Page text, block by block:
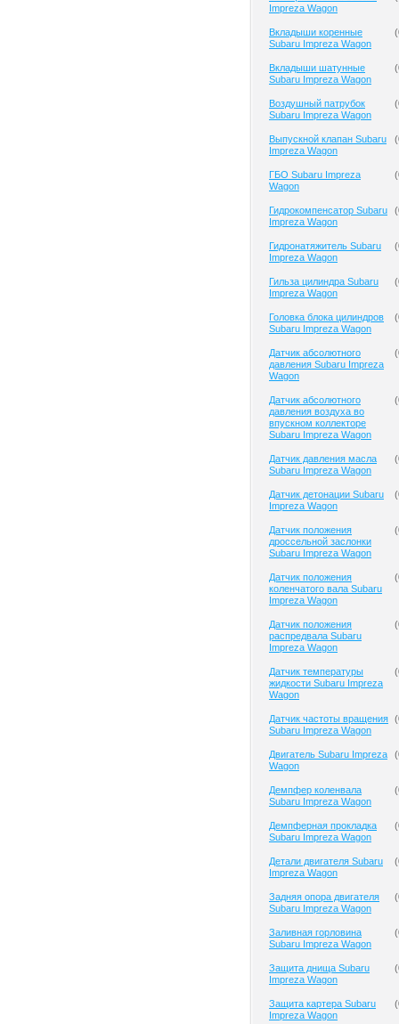
Impreza Wagon
Вкладыши коренные
Subaru Impreza Wagon
(
Вкладыши шатунные
Subaru Impreza Wagon
(
Воздушный патрубок
Subaru Impreza Wagon
(
Выпускной клапан Subaru
Impreza Wagon
(
ГБО Subaru Impreza
Wagon
(
Гидрокомпенсатор Subaru
Impreza Wagon
(
Гидронатяжитель Subaru
Impreza Wagon
(
Гильза цилиндра Subaru
Impreza Wagon
(
Головка блока цилиндров
Subaru Impreza Wagon
(
Датчик абсолютного
давления Subaru Impreza
Wagon
(
Датчик абсолютного
давления воздуха во
впускном коллекторе
Subaru Impreza Wagon
(
Датчик давления масла
Subaru Impreza Wagon
(
Датчик детонации Subaru
Impreza Wagon
(
Датчик положения
дроссельной заслонки
Subaru Impreza Wagon
(
Датчик положения
коленчатого вала Subaru
Impreza Wagon
(
Датчик положения
распредвала Subaru
Impreza Wagon
(
Датчик температуры
жидкости Subaru Impreza
Wagon
(
Датчик частоты вращения
Subaru Impreza Wagon
(
Двигатель Subaru Impreza
Wagon
(
Демпфер коленвала
Subaru Impreza Wagon
(
Демпферная прокладка
Subaru Impreza Wagon
(
Детали двигателя Subaru
Impreza Wagon
(
Задняя опора двигателя
Subaru Impreza Wagon
(
Заливная горловина
Subaru Impreza Wagon
(
Защита днища Subaru
Impreza Wagon
(
Защита картера Subaru
Impreza Wagon
(